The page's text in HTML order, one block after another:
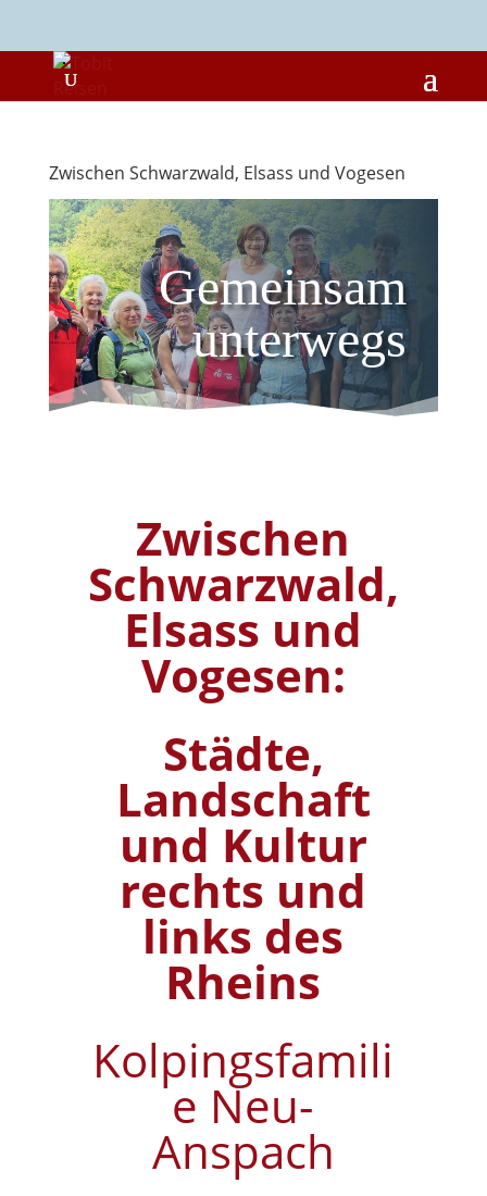
Zwischen Schwarzwald, Elsass und Vogesen
Gemeinsam
unterwegs
Zwischen
Schwarzwald,
Elsass und
Vogesen:
Städte,
Landschaft
und Kultur
rechts und
links des
Rheins
Kolpingsfamili
e Neu-
Anspach